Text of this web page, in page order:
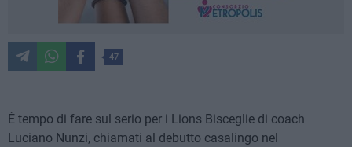
47
È tempo di fare sul serio per i Lions Bisceglie di coach
Luciano Nunzi, chiamati al debutto casalingo nel